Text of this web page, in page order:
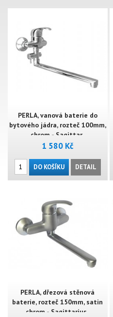
PERLA, vanová baterie do
bytového jádra, rozteč 100mm,
chrom - Sagittar..
1 580 Kč
DO KOŠÍKU DETAIL
PERLA, dřezová stěnová
baterie, rozteč 150mm, satin
chrom - Sagittarius..